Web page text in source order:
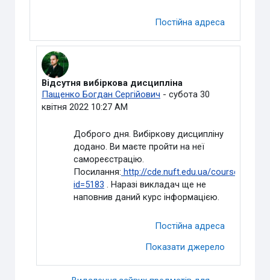
Постійна адреса
У відповідь на Видалений користувач
Відсутня вибіркова дисципліна
Пащенко Богдан Сергійович - субота 30
квітня 2022 10:27 AM
Доброго дня. Вибіркову дисципліну
додано. Ви маєте пройти на неї
самореєстрацію.
Посилання: http://cde.nuft.edu.ua/course/
id=5183 . Наразі викладач ще не
наповнив даний курс інформацією.
Постійна адреса
Показати джерело